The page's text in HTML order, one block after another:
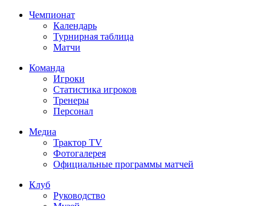
Чемпионат
Календарь
Турнирная таблица
Матчи
Команда
Игроки
Статистика игроков
Тренеры
Персонал
Медиа
Трактор TV
Фотогалерея
Официальные программы матчей
Клуб
Руководство